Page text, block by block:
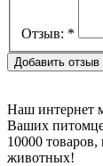
Отзыв: *
Наш интернет
Ваших
10000
животных!